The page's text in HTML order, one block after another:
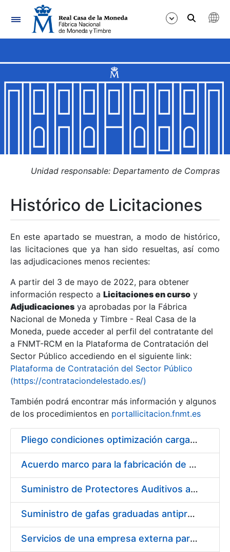
Navegación
Mostrar/Ocultar
Mostrar/Ocultar
Mostrar/Ocultar
Mostrar/Ocultar
Mostrar/Ocultar
Mostrar/Ocultar
Unidad responsable: Departamento de Compras
Histórico de Licitaciones
En este apartado se muestran, a modo de histórico,
las licitaciones que ya han sido resueltas, así como
las adjudicaciones menos recientes:
A partir del 3 de mayo de 2022, para obtener
información respecto a Licitaciones en curso y
Adjudicaciones ya aprobadas por la Fábrica
Nacional de Moneda y Timbre - Real Casa de la
Moneda, puede acceder al perfil del contratante del
a FNMT-RCM en la Plataforma de Contratación del
Sector Público accediendo en el siguiente link:
Plataforma de Contratación del Sector Público
(https://contrataciondelestado.es/)
También podrá encontrar más información y algunos
de los procedimientos en portallicitacion.fnmt.es
Pliego condiciones optimización cargas compras firmado
Acuerdo marco para la fabricación de piezas
Suministro de Protectores Auditivos a medida para las personas trabajadoras de los Centros de Trabajo de Madrid y Burgos
Suministro de gafas graduadas antiproyecciones para los trabajadores de la FNMT-RCM en los centros de trabajo de Madrid y Burgos
Servicios de una empresa externa para el asesoramiento y resolución de los recursos de alzada que se presentan relacionados con procesos de selección para la FNMT-RCM